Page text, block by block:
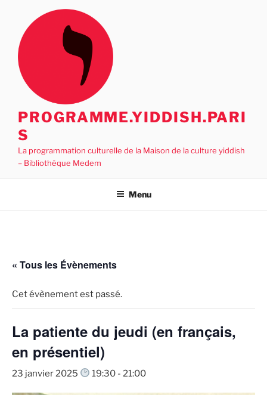
contenu
principal
PROGRAMME.YIDDISH.PARI
S
La programmation culturelle de la Maison de la culture yiddish
– Bibliothèque Medem
Menu
« Tous les Évènements
Cet évènement est passé.
La patiente du jeudi (en français,
en présentiel)
23 janvier 2025 19:30 - 21:00